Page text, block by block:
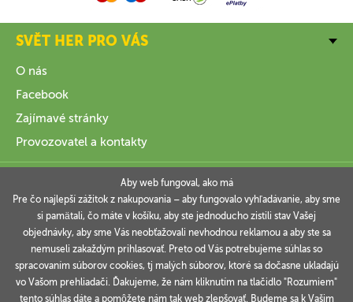
SVĚT HER PRO VÁS
O nás
Facebook
Zajímavé stránky
Provozovatel a kontakty
INFORMACE
VAŠE OBJEDNÁVKY
Aby web fungoval, ako má
Pre čo najlepší zážitok z nakupovania – aby fungovalo vyhľadávanie, aby sme
si pamätali, čo máte v košíku, aby ste jednoducho zistili stav Vašej
objednávky, aby sme Vás neobťažovali nevhodnou reklamou a aby ste sa
nemuseli zakaždým prihlasovať. Preto od Vás potrebujeme súhlas so
spracovaním súborov cookies, tj malých súborov, ktoré sa dočasne ukladajú
vo Vašom prehliadači. Ďakujeme, že nám kliknutím na tlačidlo "Rozumiem"
tento súhlas dáte a pomôžete nám tak web zlepšovať. Budeme sa k Vašim